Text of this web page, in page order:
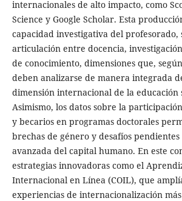
internacionales de alto impacto, como
Science y Google Scholar. Esta
capacidad investigativa del profesorado,
articulación entre docencia,
de conocimiento, dimensiones que,
deben analizarse de manera integrada
dimensión internacional de la educación
Asimismo, los datos sobre la
y becarios en programas doctorales
brechas de género y desafíos
avanzada del capital humano. En este
estrategias innovadoras como el
Internacional en Línea (COIL), que
experiencias de internacionalización